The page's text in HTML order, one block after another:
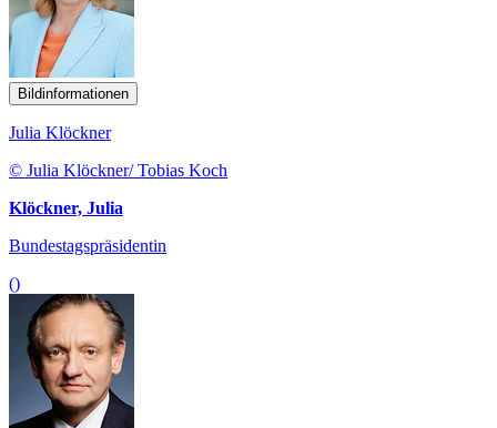
Bildinformationen
Julia Klöckner
© Julia Klöckner/ Tobias Koch
Klöckner, Julia
Bundestagspräsidentin
()